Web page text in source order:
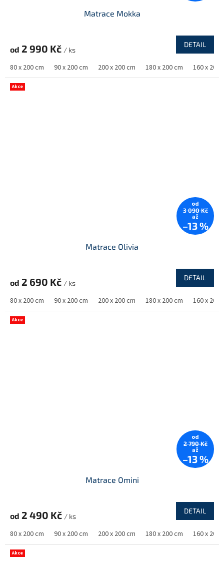
Matrace Mokka
od 2 990 Kč / ks
DETAIL
80 x 200 cm 90 x 200 cm 200 x 200 cm 180 x 200 cm 160 x 200
Akce
od
3 090 Kč
až
–13 %
Matrace Olivia
od 2 690 Kč / ks
DETAIL
80 x 200 cm 90 x 200 cm 200 x 200 cm 180 x 200 cm 160 x 200
Akce
od
2 790 Kč
až
–13 %
Matrace Omini
od 2 490 Kč / ks
DETAIL
80 x 200 cm 90 x 200 cm 200 x 200 cm 180 x 200 cm 160 x 200
Akce